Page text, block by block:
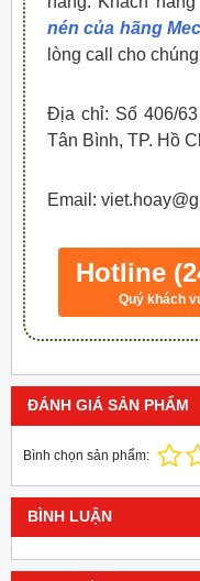
nén của hãng
lòng call cho
Địa chỉ: Số 406/
Tân Bình, TP. Hồ
Email:
Hotline
Quý khách
ĐÁNH GIÁ SẢN PHẨM
Bình chọn sản phẩm:
BÌNH LUẬN